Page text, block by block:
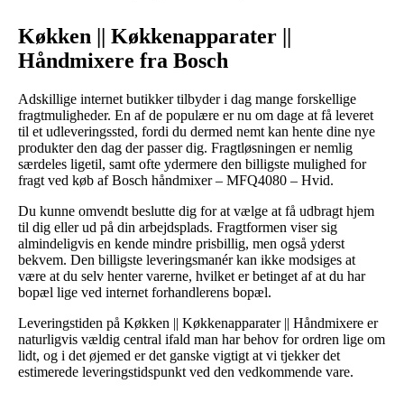
Køkken || Køkkenapparater ||
Håndmixere fra Bosch
Adskillige internet butikker tilbyder i dag mange forskellige
fragtmuligheder. En af de populære er nu om dage at få leveret
til et udleveringssted, fordi du dermed nemt kan hente dine nye
produkter den dag der passer dig. Fragtløsningen er nemlig
særdeles ligetil, samt ofte ydermere den billigste mulighed for
fragt ved køb af Bosch håndmixer – MFQ4080 – Hvid.
Du kunne omvendt beslutte dig for at vælge at få udbragt hjem
til dig eller ud på din arbejdsplads. Fragtformen viser sig
almindeligvis en kende mindre prisbillig, men også yderst
bekvem. Den billigste leveringsmanér kan ikke modsiges at
være at du selv henter varerne, hvilket er betinget af at du har
bopæl lige ved internet forhandlerens bopæl.
Leveringstiden på Køkken || Køkkenapparater || Håndmixere er
naturligvis vældig central ifald man har behov for ordren lige om
lidt, og i det øjemed er det ganske vigtigt at vi tjekker det
estimerede leveringstidspunkt ved den vedkommende vare.